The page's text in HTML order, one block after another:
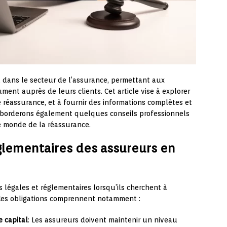
le secteur de l’assurance, permettant aux
auprès de leurs clients. Cet article vise à explorer
et à fournir des informations complètes et
également quelques conseils professionnels
de la réassurance.
des assureurs en
légales et réglementaires lorsqu’ils cherchent à
obligations comprennent notamment :
capital: Les assureurs doivent maintenir un niveau